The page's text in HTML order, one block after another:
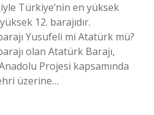
Türkiye’nin en yüksek
12. barajıdır.
Yusufeli mi Atatürk mü?
olan Atatürk Barajı,
Projesi kapsamında
üzerine…